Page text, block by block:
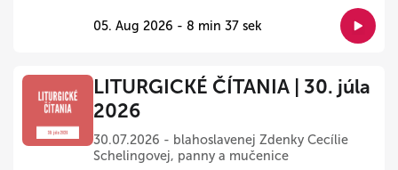
05. Aug 2026 - 8 min 37 sek
LITURGICKÉ ČÍTANIA | 30. júla
2026
30.07.2026 - blahoslavenej Zdenky Cecílie
Schelingovej, panny a mučenice